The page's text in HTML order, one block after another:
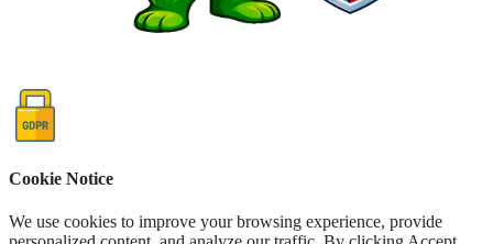
Cookie Notice
We use cookies to improve your browsing experience, provide